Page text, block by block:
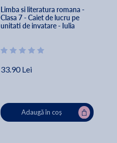
Limba si literatura romana -
Clasa 7 - Caiet de lucru pe
unitati de invatare - Iulia
Alina Petri, Marilena Serban
33.90 Lei
Adaugă în coș